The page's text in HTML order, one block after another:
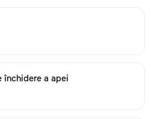
închidere a apei